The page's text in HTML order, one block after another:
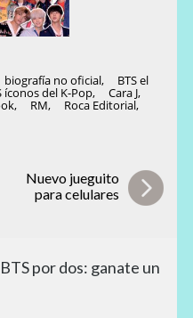
biografía no oficial, BTS el
íconos del K-Pop, Cara J,
, RM, Roca Editorial,
Nuevo jueguito
para celulares
por dos: ganate un